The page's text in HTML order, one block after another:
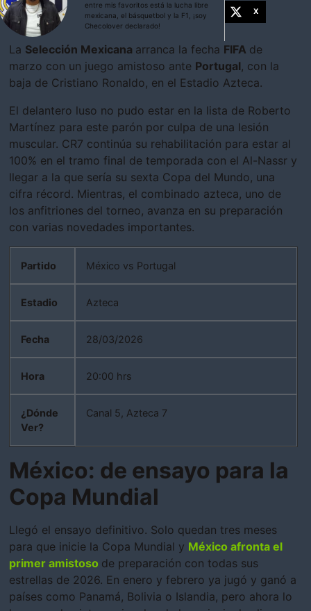
entre mis favoritos está la lucha libre
mexicana, el básquetbol y la F1, ¡soy
Checolover declarado!
X
La Selección Mexicana arranca la fecha FIFA de
marzo con un juego amistoso ante Portugal, con la
baja de Cristiano Ronaldo, en el Estadio Azteca.
El delantero luso no pudo estar en la lista de Roberto
Martínez para este parón por culpa de una lesión
muscular. CR7 continúa su rehabilitación para estar al
100% en el tramo final de temporada con el Al-Nassr y
llegar a la que sería su sexta Copa del Mundo, una
cifra récord. Mientras, el combinado azteca, uno de
los anfitriones del torneo, avanza en su preparación
con varias novedades importantes.
Partido
Estadio
Fecha
Hora
¿Dónde
Ver?
México vs Portugal
Azteca
28/03/2026
20:00 hrs
Canal 5, Azteca 7
México: de ensayo para la
Copa Mundial
Llegó el ensayo definitivo. Solo quedan tres meses
para que inicie la Copa Mundial y México afronta el
primer amistoso de preparación con todas sus
estrellas de 2026. En enero y febrero ya jugó y ganó a
países como Panamá, Bolivia o Islandia, pero ahora lo